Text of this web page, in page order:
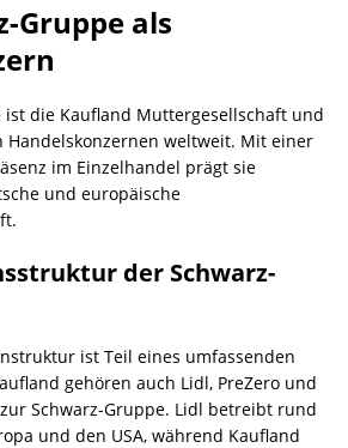
Gruppe als
ist die Kaufland Muttergesellschaft und
Handelskonzernen weltweit. Mit einer
im Einzelhandel prägt sie
und europäische
der Schwarz-
ist Teil eines umfassenden
gehören auch Lidl, PreZero und
Schwarz-Gruppe. Lidl betreibt rund
und den USA, während Kaufland